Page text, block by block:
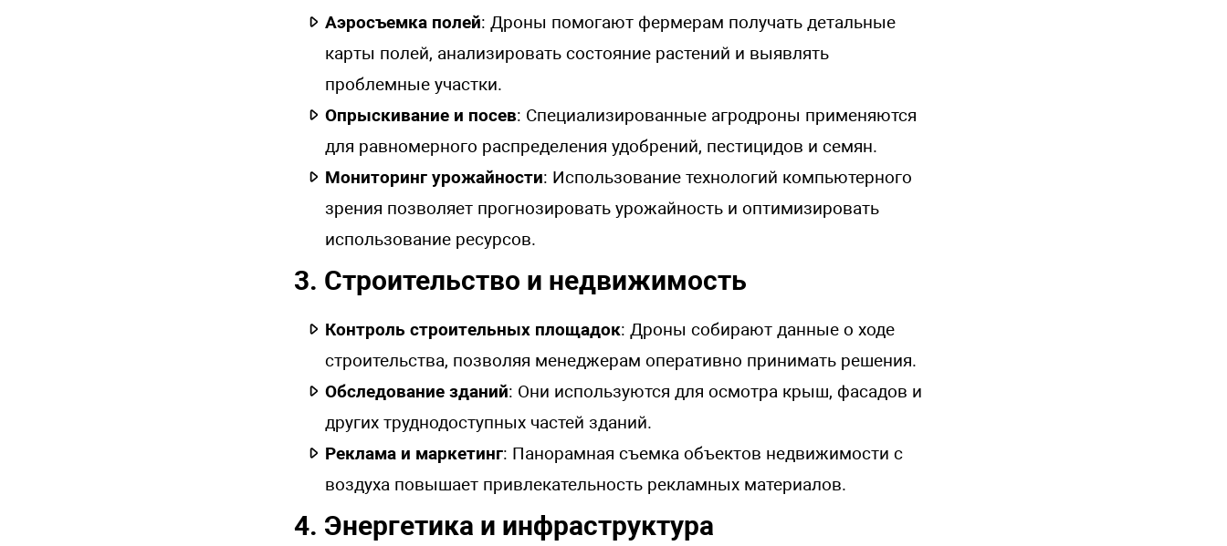
Аэросъемка полей: Дроны помогают фермерам получать детальные
карты полей, анализировать состояние растений и выявлять
проблемные участки.
Опрыскивание и посев: Специализированные агродроны применяются
для равномерного распределения удобрений, пестицидов и семян.
Мониторинг урожайности: Использование технологий компьютерного
зрения позволяет прогнозировать урожайность и оптимизировать
использование ресурсов.
3. Строительство и недвижимость
Контроль строительных площадок: Дроны собирают данные о ходе
строительства, позволяя менеджерам оперативно принимать решения.
Обследование зданий: Они используются для осмотра крыш, фасадов и
других труднодоступных частей зданий.
Реклама и маркетинг: Панорамная съемка объектов недвижимости с
воздуха повышает привлекательность рекламных материалов.
4. Энергетика и инфраструктура